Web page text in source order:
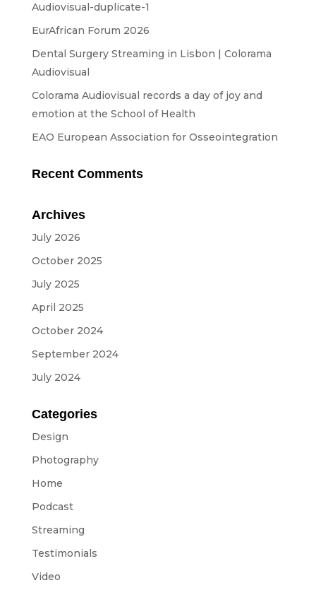
NEWS
CONTACTS
BUDGETS
Languages
Portuguese EN
Audiovisual-duplicate-1
EurAfrican Forum 2026
Dental Surgery Streaming in Lisbon | Colorama
Audiovisual
Colorama Audiovisual records a day of joy and
emotion at the School of Health
EAO European Association for Osseointegration
Recent Comments
Archives
July 2026
October 2025
July 2025
April 2025
October 2024
September 2024
July 2024
Categories
Design
Photography
Home
Podcast
Streaming
Testimonials
Video